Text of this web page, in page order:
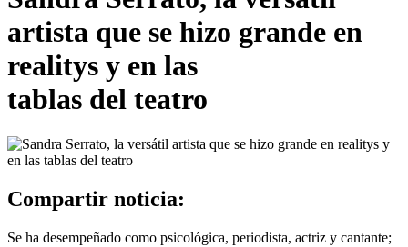
artista que se hizo grande en
realitys y en las
tablas del teatro
Compartir noticia:
Se ha desempeñado como psicológica, periodista, actriz y cantante;